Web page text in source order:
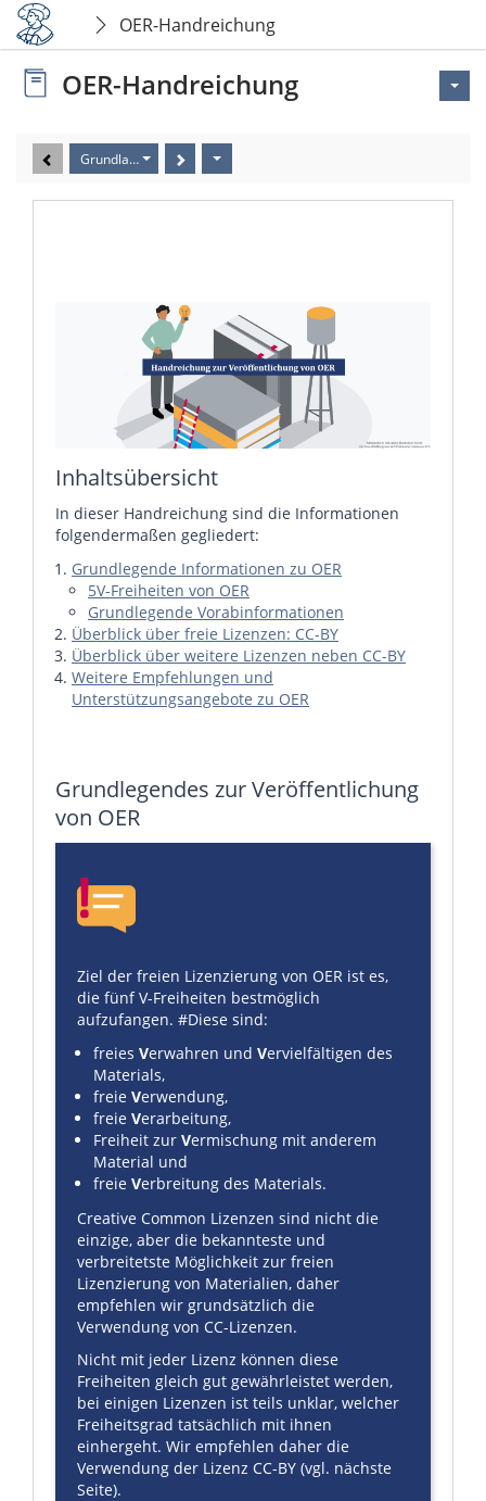
OER-Handreichung
OER-Handreichung
Grundlagen
Inhaltsübersicht
In dieser Handreichung sind die Informationen
folgendermaßen gegliedert:
Grundlegende Informationen zu OER
5V-Freiheiten von OER
Grundlegende Vorabinformationen
Überblick über freie Lizenzen: CC-BY
Überblick über weitere Lizenzen neben CC-BY
Weitere Empfehlungen und
Unterstützungsangebote zu OER
Grundlegendes zur Veröffentlichung
von OER
Ziel der freien Lizenzierung von OER ist es,
die fünf V-Freiheiten bestmöglich
aufzufangen. #Diese sind:
freies Verwahren und Vervielfältigen des
Materials,
freie Verwendung,
freie Verarbeitung,
Freiheit zur Vermischung mit anderem
Material und
freie Verbreitung des Materials.
Creative Common Lizenzen sind nicht die
einzige, aber die bekannteste und
verbreitetste Möglichkeit zur freien
Lizenzierung von Materialien, daher
empfehlen wir grundsätzlich die
Verwendung von CC-Lizenzen.
Nicht mit jeder Lizenz können diese
Freiheiten gleich gut gewährleistet werden,
bei einigen Lizenzen ist teils unklar, welcher
Freiheitsgrad tatsächlich mit ihnen
einhergeht. Wir empfehlen daher die
Verwendung der Lizenz CC-BY (vgl. nächste
Seite).